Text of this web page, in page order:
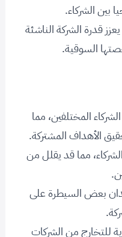
بين الشركاء.
قدرة الشركة الناشئة
السوقية.
المختلفين، مما
الأهداف المشتركة.
مما قد يقلل من
بعض السيطرة على
للتخارج من الشركات